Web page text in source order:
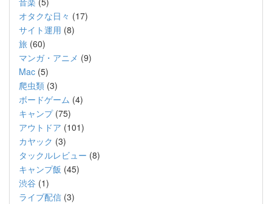
オタクな日々 (17)
サイト運用 (8)
旅 (60)
マンガ・アニメ (9)
Mac (5)
爬虫類 (3)
ボードゲーム (4)
キャンプ(75)
アウトドア (101)
カヤック (3)
タックルレビュー (8)
キャンプ飯 (45)
渋谷 (1)
ライブ配信 (3)